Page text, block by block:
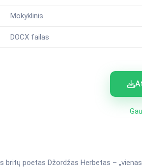
Mokyklinis
DOCX failas
britų poetas Džordžas Herbetas –